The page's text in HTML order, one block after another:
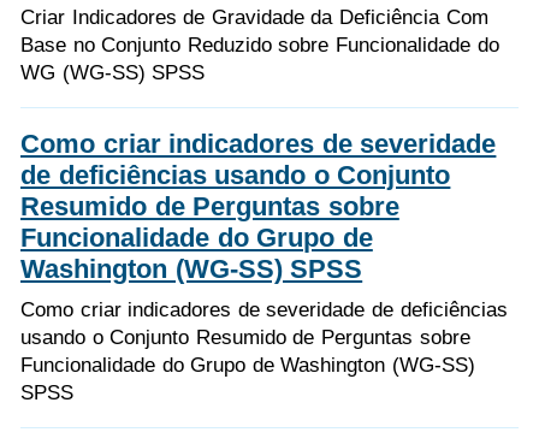
Criar Indicadores de Gravidade da Deficiência Com
Base no Conjunto Reduzido sobre Funcionalidade do
WG (WG-SS) SPSS
Como criar indicadores de severidade
de deficiências usando o Conjunto
Resumido de Perguntas sobre
Funcionalidade do Grupo de
Washington (WG-SS) SPSS
Como criar indicadores de severidade de deficiências
usando o Conjunto Resumido de Perguntas sobre
Funcionalidade do Grupo de Washington (WG-SS)
SPSS